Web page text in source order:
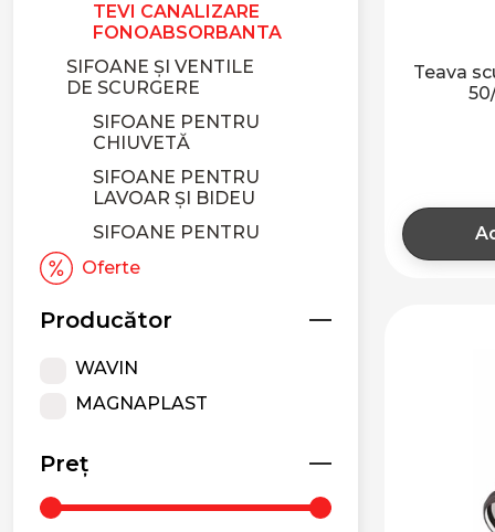
TEVI CANALIZARE
FONOABSORBANTA
SIFOANE ȘI VENTILE
DE SCURGERE
SIFOANE PENTRU
CHIUVETĂ
SIFOANE PENTRU
LAVOAR ȘI BIDEU
SIFOANE PENTRU
CĂDIȚE DE DUȘ
UZATE
FOSE SEPTICE ȘI
Oferte
Producător
WAVIN
MAGNAPLAST
Preț
Teava